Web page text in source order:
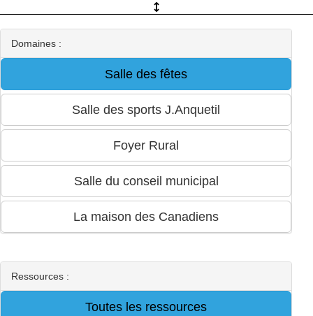
Domaines :
Ressources :